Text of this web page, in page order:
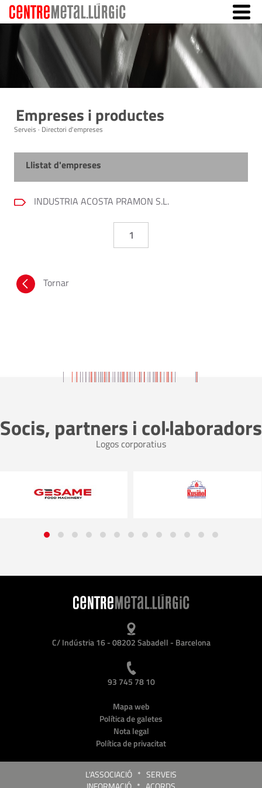
Empreses i productes
Serveis · Directori d'empreses
Llistat d'empreses
INDUSTRIA ACOSTA PRAMON S.L.
1
Tornar
Socis, partners i col·laboradors
Logos corporatius
C/ Indústria 16 - 08202 Sabadell - Barcelona
93 745 78 10
Mapa web
Política de galetes
Nota legal
Política de privacitat
L'ASSOCIACIÓ * SERVEIS